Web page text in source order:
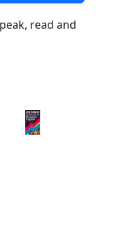
read and